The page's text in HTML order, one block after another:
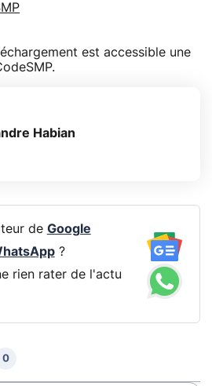
est accessible une
Habian
de Google
?
rien rater de l'actu
0